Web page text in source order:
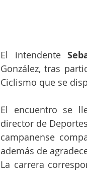
El intendente
González, tras
Ciclismo que se
El encuentro se
director de
campanense
además de
La carrera